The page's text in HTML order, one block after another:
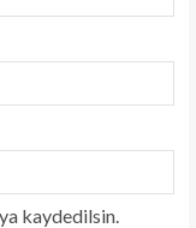
kaydedilsin.